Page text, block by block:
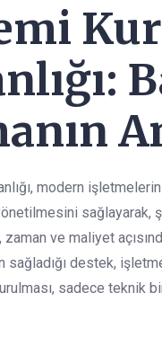
modern
sağlayarak,
ve maliyet
sağladığı destek,
sadece teknik